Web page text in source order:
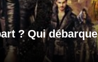
? Qui débarque